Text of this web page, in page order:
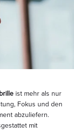
ist mehr als nur
Fokus und den
abzuliefern.
mit